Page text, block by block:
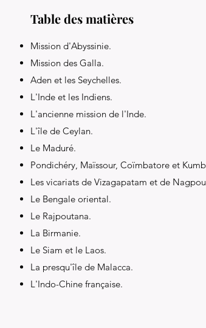
Table des matières
Mission d'Abyssinie.
Mission des Galla.
Aden et les Seychelles.
L'Inde et les Indiens.
L'ancienne mission de l'Inde.
L'île de Ceylan.
Le Maduré.
Pondichéry, Maïssour, Coïmbatore et
Les vicariats de Vizagapatam et de
Le Bengale oriental.
Le Rajpoutana.
La Birmanie.
Le Siam et le Laos.
La presqu'île de Malacca.
L'Indo-Chine française.